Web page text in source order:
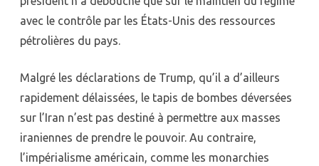
avec le contrôle par les États-Unis des ressources
pétrolières du pays.
Malgré les déclarations de Trump, qu’il a d’ailleurs
rapidement délaissées, le tapis de bombes déversées
sur l’Iran n’est pas destiné à permettre aux masses
iraniennes de prendre le pouvoir. Au contraire,
l’impérialisme américain, comme les monarchies